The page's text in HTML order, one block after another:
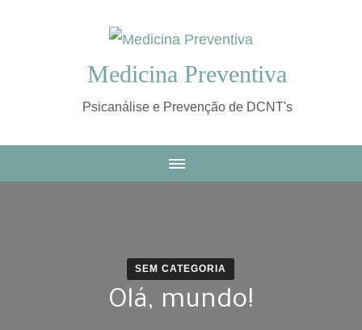
Medicina Preventiva
Psicanálise e Prevenção de DCNT's
SEM CATEGORIA
Olá, mundo!